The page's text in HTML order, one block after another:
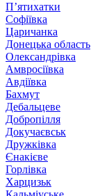
П’ятихатки
Софіївка
Царичанка
Донецька область
Олександрівка
Амвросіївка
Авдіївка
Бахмут
Дебальцеве
Добропілля
Докучаєвськ
Дружківка
Єнакієве
Горлівка
Харцизьк